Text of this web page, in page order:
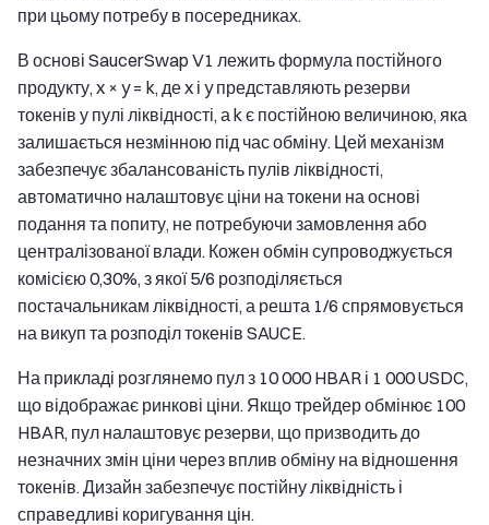
при цьому потребу в посередниках.
В основі SaucerSwap V1 лежить формула постійного
продукту, x × y = k, де x і y представляють резерви
токенів у пулі ліквідності, а k є постійною величиною, яка
залишається незмінною під час обміну. Цей механізм
забезпечує збалансованість пулів ліквідності,
автоматично налаштовує ціни на токени на основі
подання та попиту, не потребуючи замовлення або
централізованої влади. Кожен обмін супроводжується
комісією 0,30%, з якої 5/6 розподіляється
постачальникам ліквідності, а решта 1/6 спрямовується
на викуп та розподіл токенів SAUCE.
На прикладі розглянемо пул з 10 000 HBAR і 1 000 USDC,
що відображає ринкові ціни. Якщо трейдер обмінює 100
HBAR, пул налаштовує резерви, що призводить до
незначних змін ціни через вплив обміну на відношення
токенів. Дизайн забезпечує постійну ліквідність і
справедливі коригування цін.